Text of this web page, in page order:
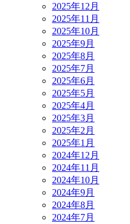
2025年12月
2025年11月
2025年10月
2025年9月
2025年8月
2025年7月
2025年6月
2025年5月
2025年4月
2025年3月
2025年2月
2025年1月
2024年12月
2024年11月
2024年10月
2024年9月
2024年8月
2024年7月